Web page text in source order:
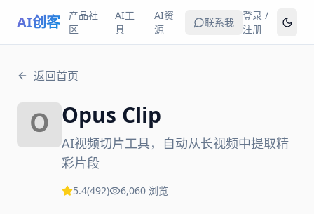
AI创客
产品社
区
AI工
具
AI资
源
联系我
登录 /
注册
返回首页
Opus Clip
AI视频切片工具，自动从长视频中提取精
彩片段
5.4(492) 6,060 浏览